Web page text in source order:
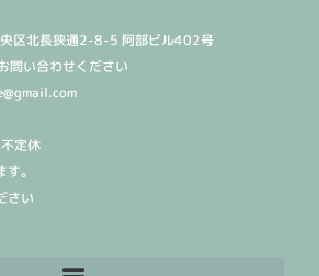
区北長狭通2-8-5 阿部ビル402号
問い合わせください
定休
。
さい